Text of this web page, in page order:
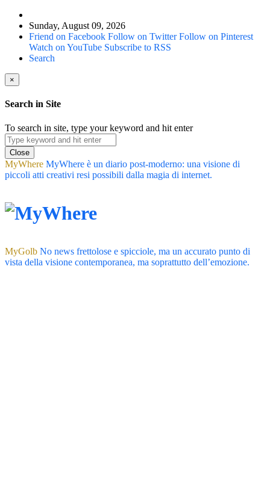
Sunday, August 09, 2026
Friend on Facebook Follow on Twitter Follow on Pinterest
Watch on YouTube Subscribe to RSS
Search
×
Search in Site
To search in site, type your keyword and hit enter
Close
MyWhere MyWhere è un diario post-moderno: una visione di
piccoli atti creativi resi possibili dalla magia di internet.
MyGolb No news frettolose e spicciole, ma un accurato punto di
vista della visione contemporanea, ma soprattutto dell’emozione.